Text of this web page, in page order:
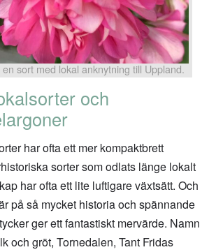
sort med lokal anknytning till Uppland.
och
har ofta ett mer kompaktbrett
sorter som odlats länge lokalt
har ofta ett lite luftigare växtsätt. Och
på så mycket historia och spännande
ger ett fantastiskt mervärde. Namn
och gröt, Tornedalen, Tant Fridas